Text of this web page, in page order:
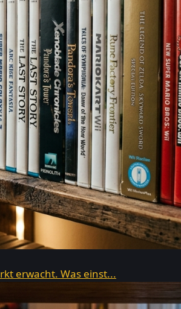
erwacht. Was einst...